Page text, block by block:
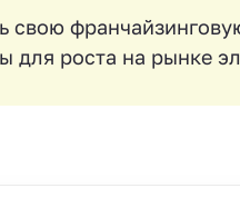
свою
для роста на рынке